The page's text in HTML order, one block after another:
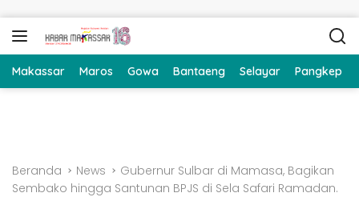
Makassar Maros Gowa Bantaeng Selayar Pangkep
Beranda News
Gubernur Sulbar di Mamasa, Bagikan
Sembako hingga Santunan BPJS di Sela Safari Ramadan.